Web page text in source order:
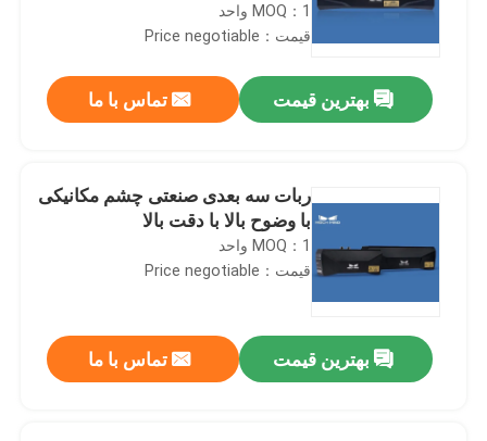
MOQ：1 واحد
قیمت：Price negotiable
بهترین قیمت تماس با ما
ربات سه بعدی صنعتی چشم مکانیکی
با وضوح بالا با دقت بالا
MOQ：1 واحد
قیمت：Price negotiable
بهترین قیمت تماس با ما